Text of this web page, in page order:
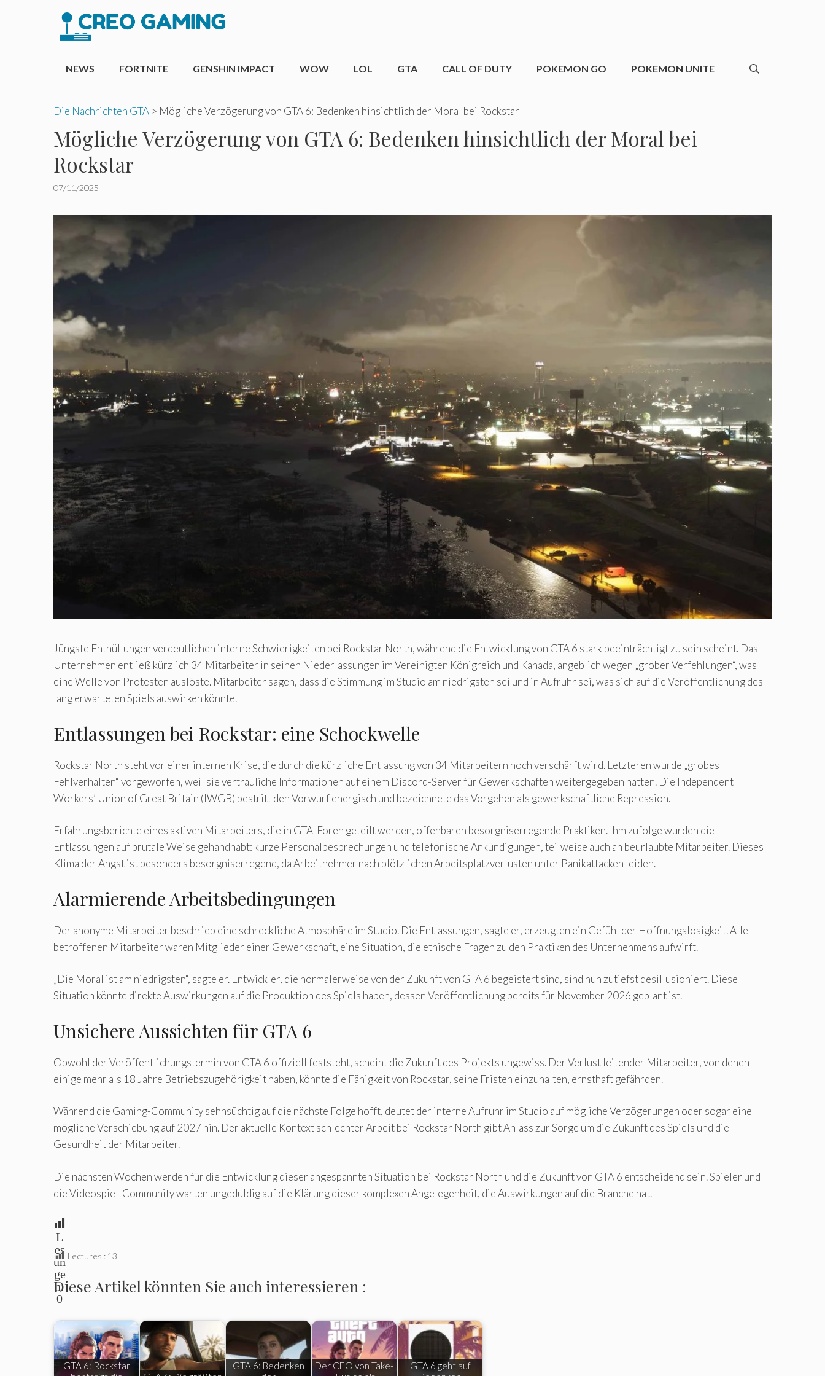
NEWS FORTNITE GENSHIN IMPACT WOW LOL GTA CALL OF DUTY POKEMON GO POKEMON UNITE
Die Nachrichten GTA > Mögliche Verzögerung von GTA 6: Bedenken hinsichtlich der Moral bei Rockstar
Mögliche Verzögerung von GTA 6: Bedenken hinsichtlich der Moral bei
Rockstar
07/11/2025
Jüngste Enthüllungen verdeutlichen interne Schwierigkeiten bei Rockstar North, während die Entwicklung von GTA 6 stark beeinträchtigt zu sein scheint. Das
Unternehmen entließ kürzlich 34 Mitarbeiter in seinen Niederlassungen im Vereinigten Königreich und Kanada, angeblich wegen „grober Verfehlungen“, was
eine Welle von Protesten auslöste. Mitarbeiter sagen, dass die Stimmung im Studio am niedrigsten sei und in Aufruhr sei, was sich auf die Veröffentlichung des
lang erwarteten Spiels auswirken könnte.
Entlassungen bei Rockstar: eine Schockwelle
Rockstar North steht vor einer internen Krise, die durch die kürzliche Entlassung von 34 Mitarbeitern noch verschärft wird. Letzteren wurde „grobes
Fehlverhalten“ vorgeworfen, weil sie vertrauliche Informationen auf einem Discord-Server für Gewerkschaften weitergegeben hatten. Die Independent
Workers’ Union of Great Britain (IWGB) bestritt den Vorwurf energisch und bezeichnete das Vorgehen als gewerkschaftliche Repression.
Erfahrungsberichte eines aktiven Mitarbeiters, die in GTA-Foren geteilt werden, offenbaren besorgniserregende Praktiken. Ihm zufolge wurden die
Entlassungen auf brutale Weise gehandhabt: kurze Personalbesprechungen und telefonische Ankündigungen, teilweise auch an beurlaubte Mitarbeiter. Dieses
Klima der Angst ist besonders besorgniserregend, da Arbeitnehmer nach plötzlichen Arbeitsplatzverlusten unter Panikattacken leiden.
Alarmierende Arbeitsbedingungen
Der anonyme Mitarbeiter beschrieb eine schreckliche Atmosphäre im Studio. Die Entlassungen, sagte er, erzeugten ein Gefühl der Hoffnungslosigkeit. Alle
betroffenen Mitarbeiter waren Mitglieder einer Gewerkschaft, eine Situation, die ethische Fragen zu den Praktiken des Unternehmens aufwirft.
„Die Moral ist am niedrigsten“, sagte er. Entwickler, die normalerweise von der Zukunft von GTA 6 begeistert sind, sind nun zutiefst desillusioniert. Diese
Situation könnte direkte Auswirkungen auf die Produktion des Spiels haben, dessen Veröffentlichung bereits für November 2026 geplant ist.
Unsichere Aussichten für GTA 6
Obwohl der Veröffentlichungstermin von GTA 6 offiziell feststeht, scheint die Zukunft des Projekts ungewiss. Der Verlust leitender Mitarbeiter, von denen
einige mehr als 18 Jahre Betriebszugehörigkeit haben, könnte die Fähigkeit von Rockstar, seine Fristen einzuhalten, ernsthaft gefährden.
Während die Gaming-Community sehnsüchtig auf die nächste Folge hofft, deutet der interne Aufruhr im Studio auf mögliche Verzögerungen oder sogar eine
mögliche Verschiebung auf 2027 hin. Der aktuelle Kontext schlechter Arbeit bei Rockstar North gibt Anlass zur Sorge um die Zukunft des Spiels und die
Gesundheit der Mitarbeiter.
Die nächsten Wochen werden für die Entwicklung dieser angespannten Situation bei Rockstar North und die Zukunft von GTA 6 entscheidend sein. Spieler und
die Videospiel-Community warten ungeduldig auf die Klärung dieser komplexen Angelegenheit, die Auswirkungen auf die Branche hat.
L
es
un
ge
n:
0
Lectures : 13
Diese Artikel könnten Sie auch interessieren :
GTA 6: Rockstar
GTA 6: Bedenken
Der CEO von Take-
GTA 6 geht auf